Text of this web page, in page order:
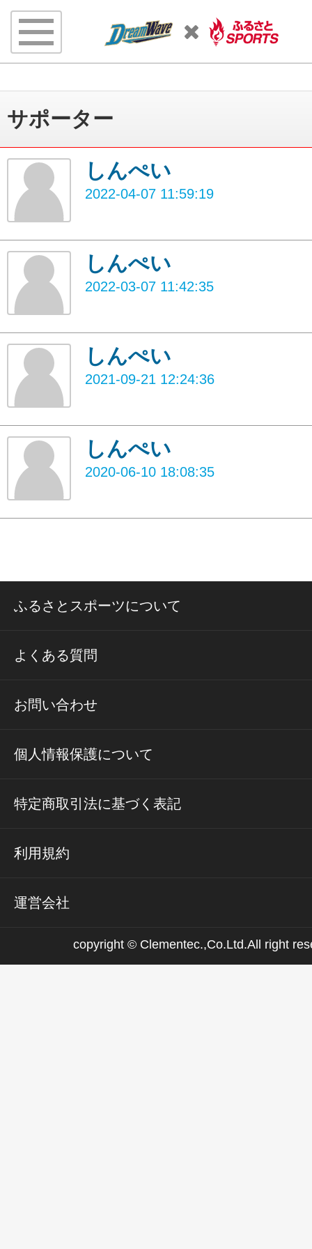
サポーター
しんぺい
2022-04-07 11:59:19
しんぺい
2022-03-07 11:42:35
しんぺい
2021-09-21 12:24:36
しんぺい
2020-06-10 18:08:35
ふるさとスポーツについて
よくある質問
お問い合わせ
個人情報保護について
特定商取引法に基づく表記
利用規約
運営会社
copyright © Clementec.,Co.Ltd.All right